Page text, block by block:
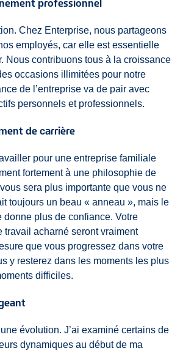
professionnel
Chez Enterprise, nous partageons
employés, car elle est essentielle
Nous contribuons tous à la croissance
occasions illimitées pour notre
de l’entreprise va de pair avec
personnels et professionnels.
de carrière
pour une entreprise familiale
fortement à une philosophie de
sera plus importante que vous ne
toujours un beau « anneau », mais le
donne plus de confiance. Votre
travail acharné seront vraiment
que vous progressez dans votre
y resterez dans les moments les plus
difficiles.
évolution. J’ai examiné certains de
dynamiques au début de ma